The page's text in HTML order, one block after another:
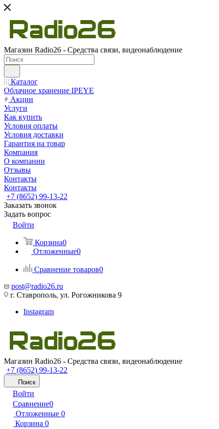
Магазин Radio26 - Средства связи, видеонаблюдение
Каталог
Облачное хранение IPEYE
Акции
Услуги
Как купить
Условия оплаты
Условия доставки
Гарантия на товар
Компания
О компании
Отзывы
Контакты
Контакты
+7 (8652) 99-13-22
Заказать звонок
Задать вопрос
Войти
Корзина0
Отложенные0
Сравнение товаров0
post@radio26.ru
г. Ставрополь, ул. Рогожникова 9
Instagram
Магазин Radio26 - Средства связи, видеонаблюдение
+7 (8652) 99-13-22
Поиск
Войти
Сравнение0
Отложенные 0
Корзина 0